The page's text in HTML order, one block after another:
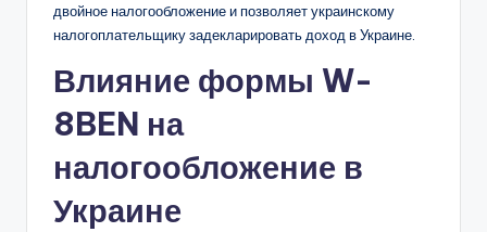
двойное налогообложение и позволяет украинскому
налогоплательщику задекларировать доход в Украине.
Влияние формы W-
8BEN на
налогообложение в
Украине